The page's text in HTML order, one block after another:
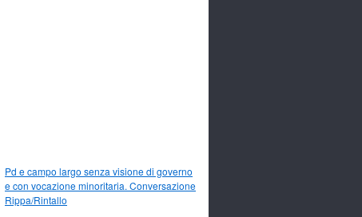
Pd e campo largo senza visione di governo
e con vocazione minoritaria. Conversazione
Rippa/Rintallo